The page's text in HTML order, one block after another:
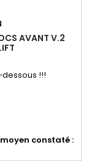
AVANT V.2
!!!
constaté :